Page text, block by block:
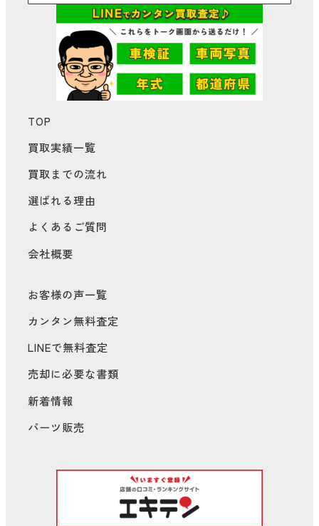
TOP
買取実績一覧
買取までの流れ
選ばれる理由
よくあるご質問
会社概要
お客様の声一覧
カンタン無料査定
LINEで無料査定
売却に必要な書類
新着情報
パーツ販売